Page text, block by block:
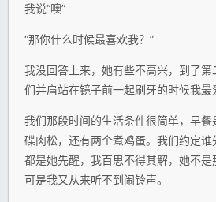
我说“噢”
“那你什么时候最喜欢我？”
我没回答上来，她有些不高兴，到了第
们并肩站在镜子前一起刷牙的时候我最
我们那段时间的生活条件很简单，早
碟肉松，还有两个煮鸡蛋。我们约定
都是她先醒，我百思不得其解，她不是
可是我又从来听不到闹铃声。